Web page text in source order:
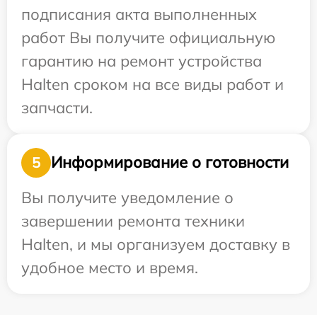
подписания акта выполненных
работ Вы получите официальную
гарантию на ремонт устройства
Halten сроком на все виды работ и
запчасти.
5
Информирование о готовности
Вы получите уведомление о
завершении ремонта техники
Halten, и мы организуем доставку в
удобное место и время.